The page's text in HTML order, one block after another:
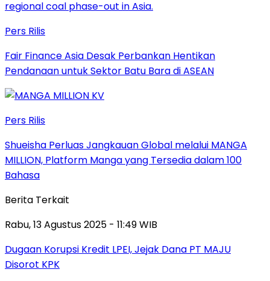
Pers Rilis
Fair Finance Asia Desak Perbankan Hentikan
Pendanaan untuk Sektor Batu Bara di ASEAN
Pers Rilis
Shueisha Perluas Jangkauan Global melalui MANGA
MILLION, Platform Manga yang Tersedia dalam 100
Bahasa
Berita Terkait
Rabu, 13 Agustus 2025 - 11:49 WIB
Dugaan Korupsi Kredit LPEI, Jejak Dana PT MAJU
Disorot KPK